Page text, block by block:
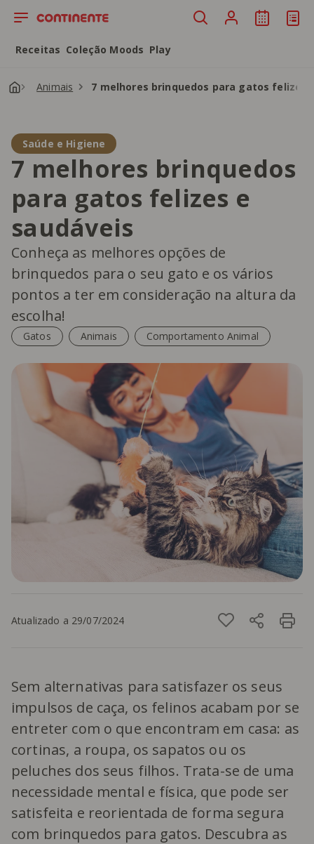
Saltar para o conteúdo principal
Receitas Coleção Moods Play
Animais 7 melhores brinquedos para gatos felizes
Saúde e Higiene
7 melhores brinquedos
para gatos felizes e
saudáveis
Conheça as melhores opções de
brinquedos para o seu gato e os vários
pontos a ter em consideração na altura da
escolha!
Gatos Animais Comportamento Animal
Atualizado a 29/07/2024
Sem alternativas para satisfazer os seus
impulsos de caça, os felinos acabam por se
entreter com o que encontram em casa: as
cortinas, a roupa, os sapatos ou os
peluches dos seus filhos. Trata-se de uma
necessidade mental e física, que pode ser
satisfeita e reorientada de forma segura
com brinquedos para gatos. Descubra as